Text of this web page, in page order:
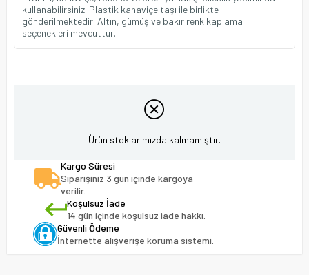
kullanabilirsiniz. Plastik kanaviçe taşı ile birlikte
gönderilmektedir. Altın, gümüş ve bakır renk kaplama
seçenekleri mevcuttur.
Ürün stoklarımızda kalmamıştır.
Kargo Süresi
Siparişiniz 3 gün içinde kargoya
verilir.
Koşulsuz İade
14 gün içinde koşulsuz iade hakkı.
Güvenli Ödeme
İnternette alışverişe koruma sistemi.